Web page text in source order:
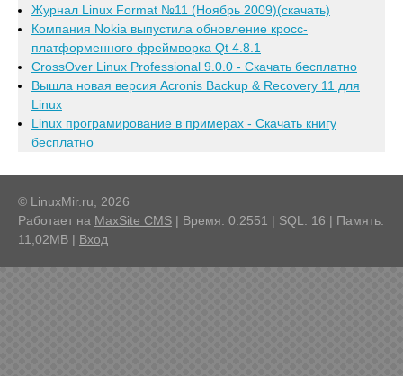
Журнал Linux Format №11 (Ноябрь 2009)(скачать)
Компания Nokia выпустила обновление кросс-
платформенного фреймворка Qt 4.8.1
CrossOver Linux Professional 9.0.0 - Скачать бесплатно
Вышла новая версия Acronis Backup & Recovery 11 для
Linux
Linux програмирование в примерах - Скачать книгу
бесплатно
© LinuxMir.ru, 2026
Работает на MaxSite CMS | Время: 0.2551 | SQL: 16 | Память:
11,02MB | Вход